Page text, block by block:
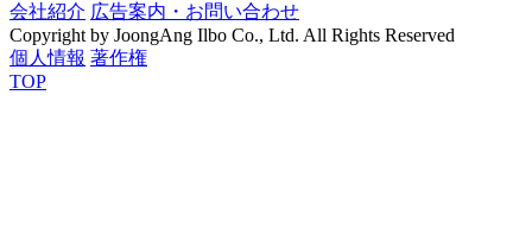
会社紹介 広告案内・お問い合わせ
Copyright by JoongAng Ilbo Co., Ltd. All Rights Reserved
個人情報 著作権
TOP